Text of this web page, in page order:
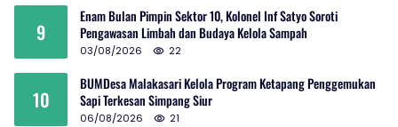
9
Enam Bulan Pimpin Sektor 10, Kolonel Inf Satyo Soroti
Pengawasan Limbah dan Budaya Kelola Sampah
03/08/2026 22
10
BUMDesa Malakasari Kelola Program Ketapang Penggemukan
Sapi Terkesan Simpang Siur
06/08/2026 21